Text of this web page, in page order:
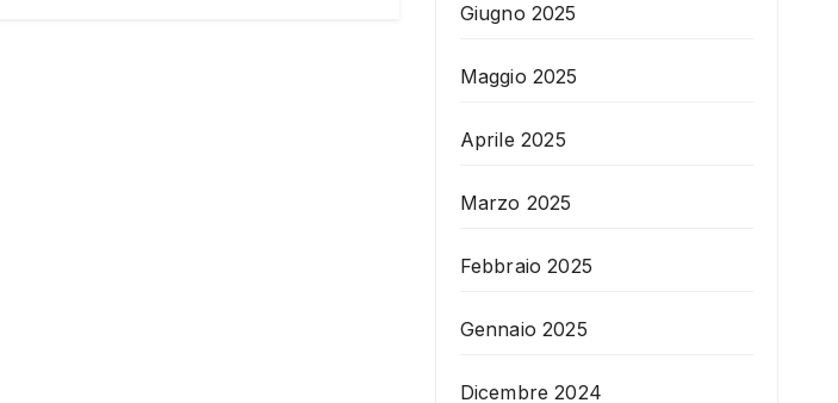
Giugno 2025
Maggio 2025
Aprile 2025
Marzo 2025
Febbraio 2025
Gennaio 2025
Dicembre 2024